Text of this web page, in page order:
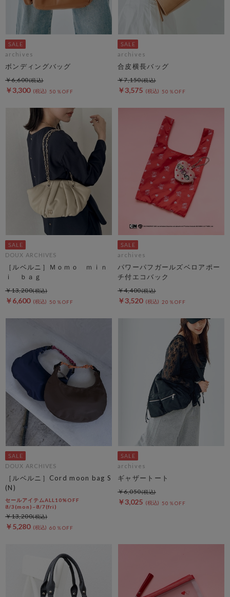
archives
ボンディングバッグ
￥3,300 50％OFF
￥6,600
archives
合皮横長バッグ
￥3,575 50％OFF
￥7,150
DOUX ARCHIVES
［ルベルニ］Ｍｏｍｏ ｍｉｎ
ｉ ｂａｇ
￥6,600 50％OFF
￥13,200
archives
パワーパフガールズベロアポー
チ付エコバック
￥3,520 20％OFF
￥4,400
DOUX ARCHIVES
［ルベルニ］Cord moon bag S
(N)
セールアイテムALL10%OFF
8/3(mon)~8/7(fri)
￥5,280 60％OFF
￥13,200
archives
ギャザートート
￥3,025 50％OFF
￥6,050